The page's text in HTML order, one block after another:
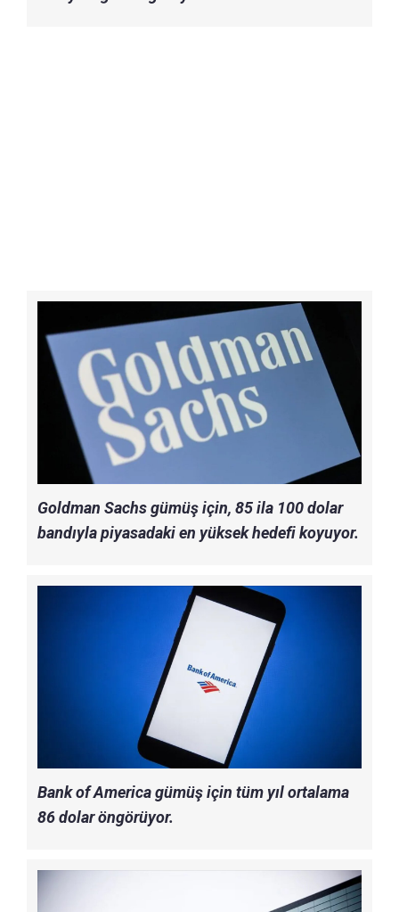
Goldman Sachs gümüş için, 85 ila 100 dolar
bandıyla piyasadaki en yüksek hedefi koyuyor.
Bank of America gümüş için tüm yıl ortalama
86 dolar öngörüyor.